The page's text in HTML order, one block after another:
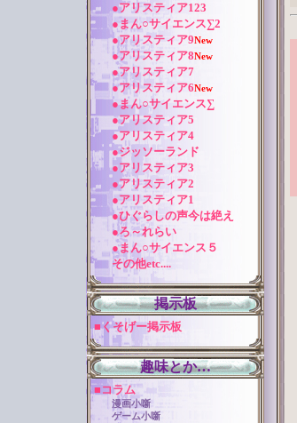
●アリスティア123
●まん○サイエンス∑2
●アリスティア9New
●アリスティア8New
●アリスティア7
●アリスティア6New
●まん○サイエンス∑
●アリスティア5
●アリスティア4
●ジッソーランド
●アリスティア3
●アリスティア2
●アリスティア1
●ひぐらしの声今は絶え
●ろ～れらい
●まん○サイエンス５
その他etc....
掲示板
■くそげー掲示板
趣味とか…
■コラム
漫画小噺
ゲーム小噺